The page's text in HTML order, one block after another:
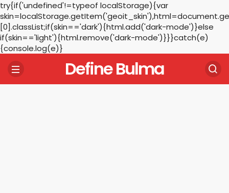
try{if('undefined'!=typeof localStorage){var
[0].classList;if(skin=='dark'){html.add('dark-mode')}else
if(skin=='light'){html.remove('dark-mode')}}}catch(e)
{console.log(e)}
Define Bulma